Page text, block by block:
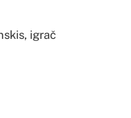
igrač